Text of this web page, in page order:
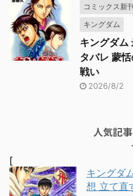
コミックス新
キングダム
キングダム
タバレ 蒙
戦い
2026/8/2
人気記
[
キングダ
想 立て直